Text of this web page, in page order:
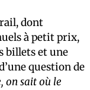
dont
à petit prix,
billets et une
question de
on sait où le